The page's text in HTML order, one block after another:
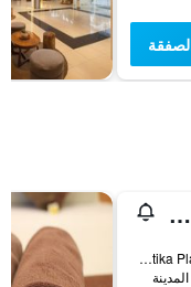
باكونج بيتش ريزورت
Jalan Kartika Plaza, Gang Samudra, كوتا, إندونيسيا